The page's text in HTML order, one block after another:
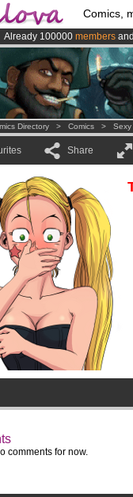
Comics,
Already 100000 members
AmilovaKickstarter is now
Premium membership from
Directory > Comics > Sexy
Share
comments for now.